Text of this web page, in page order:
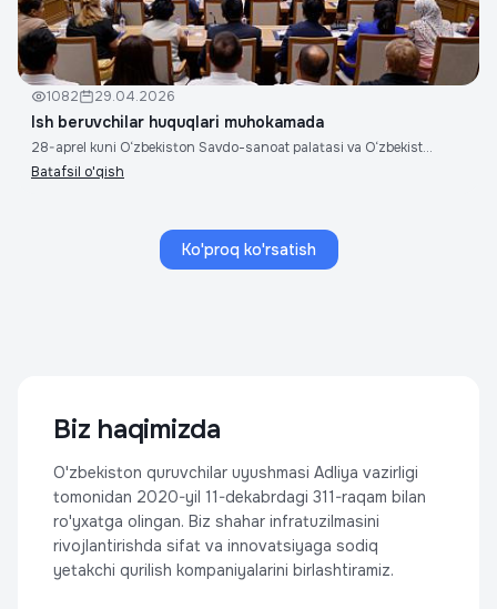
1082 29.04.2026
Ish beruvchilar huquqlari muhokamada
28-aprel kuni O‘zbekiston Savdo-sanoat palatasi va O‘zbekist...
Batafsil o'qish
Ko'proq ko'rsatish
Biz haqimizda
O'zbekiston quruvchilar uyushmasi Adliya vazirligi
tomonidan 2020-yil 11-dekabrdagi 311-raqam bilan
ro'yxatga olingan. Biz shahar infratuzilmasini
rivojlantirishda sifat va innovatsiyaga sodiq
yetakchi qurilish kompaniyalarini birlashtiramiz.